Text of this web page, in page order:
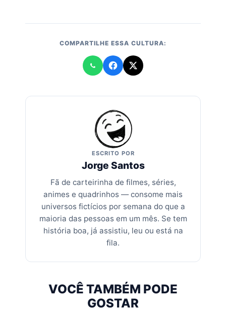
COMPARTILHE ESSA CULTURA:
ESCRITO POR
Jorge Santos
Fã de carteirinha de filmes, séries,
animes e quadrinhos — consome mais
universos fictícios por semana do que a
maioria das pessoas em um mês. Se tem
história boa, já assistiu, leu ou está na
fila.
VOCÊ TAMBÉM PODE
GOSTAR